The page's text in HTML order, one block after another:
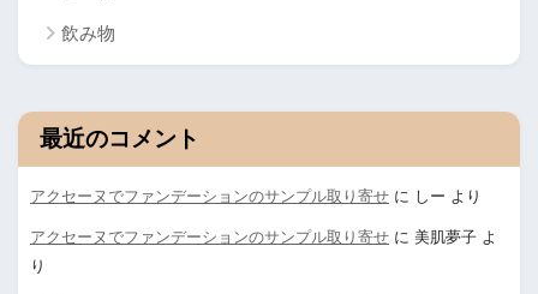
飲み物
最近のコメント
アクセーヌでファンデーションのサンプル取り寄せ に しー より
アクセーヌでファンデーションのサンプル取り寄せ に 美肌夢子 よ
り